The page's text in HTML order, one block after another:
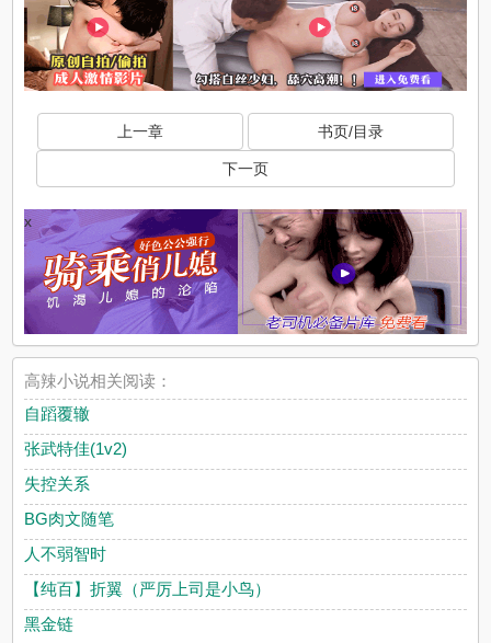
上一章 书页/目录
下一页
x
高辣小说相关阅读：
自蹈覆辙
张武特佳(1v2)
失控关系
BG肉文随笔
人不弱智时
【纯百】折翼（严厉上司是小鸟）
黑金链